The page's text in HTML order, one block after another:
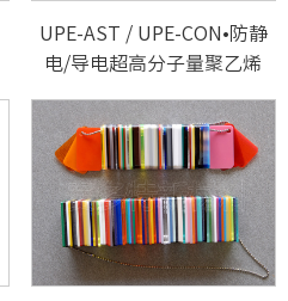
UPE-AST / UPE-CON•防静
电/导电超高分子量聚乙烯